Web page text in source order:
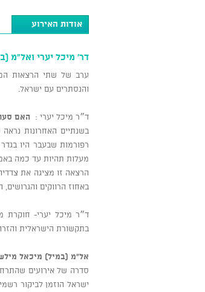
אודות האירוע
דר' מיכל יערי ואל"מ
ערב של שתי הרצאות
והנסתרים עם ישראל.
ד״ר מיכל יערי :
האם
בשנתיים האחרונות
רפורמות שבעבר היו
מעלות תהיות עד כמה
הרצאה זו מציגה את
באחוז הרווקים
ד״ר מיכל יערי- חוקרת
בתקשורת הישראלית
אל"מ (במיל) מיכאל
סדרה של אירועים
ישראל הוזמן לביקור